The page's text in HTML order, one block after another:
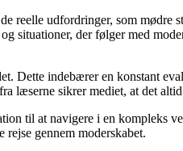
reelle udfordringer, som mødre
situationer, der følger med
Dette indebærer en konstant
læserne sikrer mediet, at det
til at navigere i en kompleks
gennem moderskabet.